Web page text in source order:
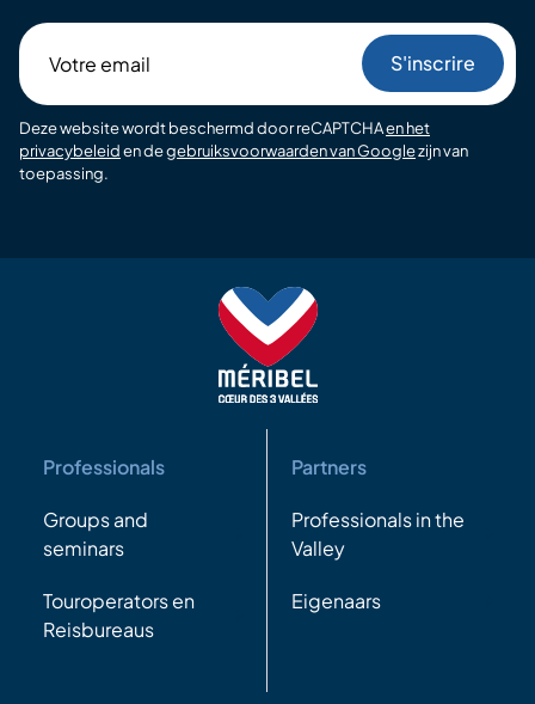
email
Deze website wordt beschermd door reCAPTCHAen het
privacybeleiden degebruiksvoorwaarden van Googlezijn van
toepassing.
Professionals
Groups and
seminars
Touroperators en
Reisbureaus
Partners
Professionals in the
Valley
Eigenaars